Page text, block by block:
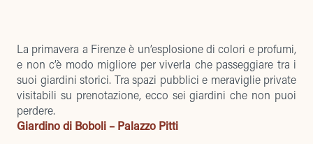
La primavera a Firenze è un’esplosione di colori e profumi,
e non c’è modo migliore per viverla che passeggiare tra i
suoi giardini storici. Tra spazi pubblici e meraviglie private
visitabili su prenotazione, ecco sei giardini che non puoi
perdere.
Giardino di Boboli – Palazzo Pitti